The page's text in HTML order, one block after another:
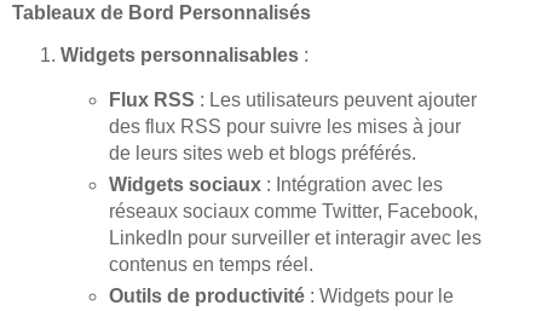
Tableaux de Bord Personnalisés
Widgets personnalisables :
Flux RSS : Les utilisateurs peuvent ajouter
des flux RSS pour suivre les mises à jour
de leurs sites web et blogs préférés.
Widgets sociaux: Intégration avec les
réseaux sociaux comme Twitter, Facebook,
LinkedIn pour surveiller et interagir avec les
contenus en temps réel.
Outils de productivité: Widgets pour le